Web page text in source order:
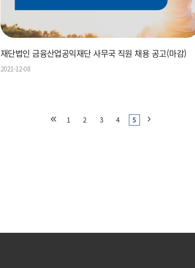
재단법인 금융산업공익재단 사무국 직원 채용 공고(마감)
2021-12-08
1 2 3 4 5